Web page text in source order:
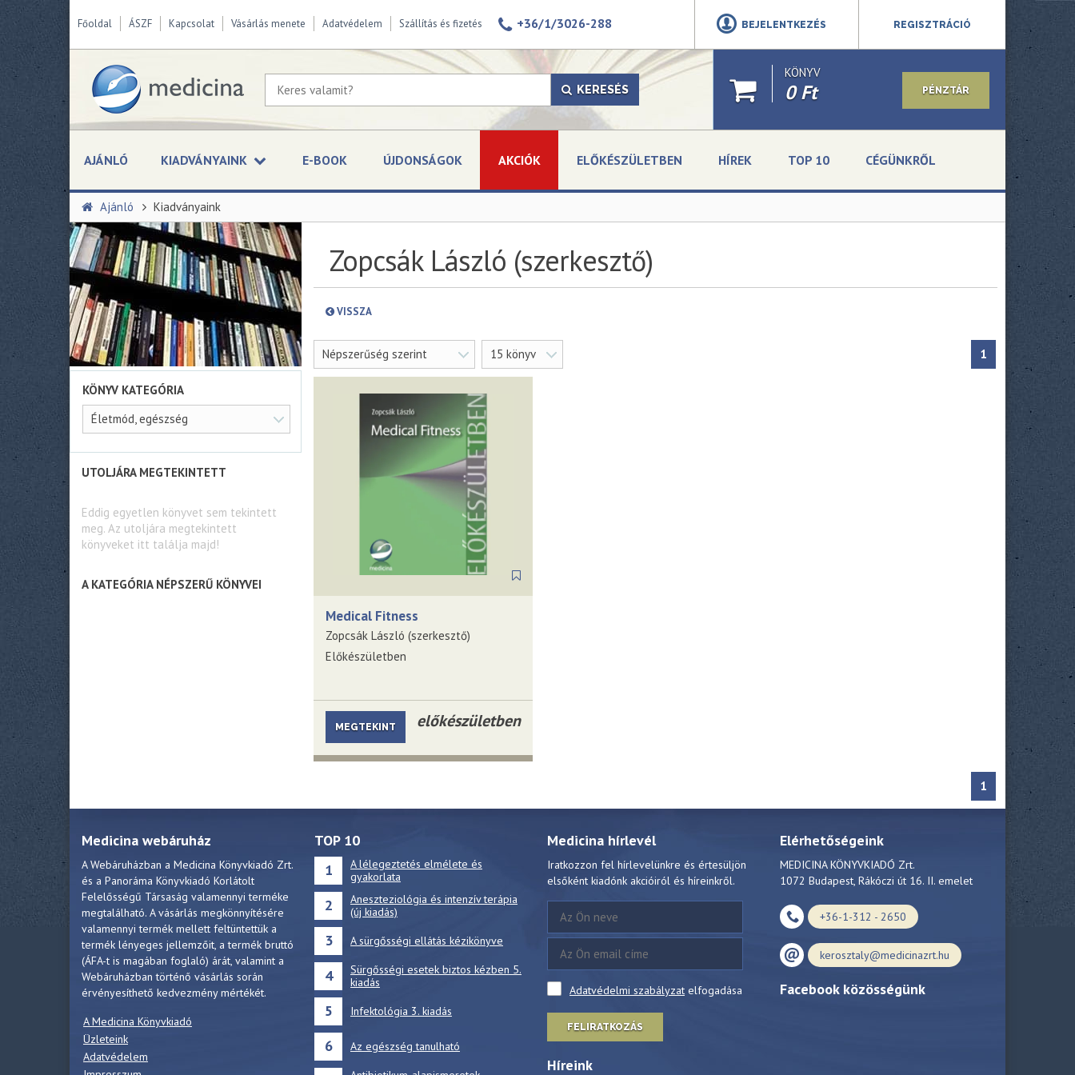
Főoldal ÁSZF Kapcsolat Vásárlás menete Adatvédelem Szállítás és fizetés +36/1/3026-288 BEJELENTKEZÉS REGISZTRÁCIÓ
KÖNYV
0 Ft PÉNZTÁR
KERESÉS
AJÁNLÓ KIADVÁNYAINK E-BOOK ÚJDONSÁGOK AKCIÓK ELŐKÉSZÜLETBEN HÍREK TOP 10 CÉGÜNKRŐL
Ajánló Kiadványaink
KÖNYV KATEGÓRIA
Életmód, egészség
UTOLJÁRA MEGTEKINTETT
Eddig egyetlen könyvet sem tekintett
meg. Az utoljára megtekintett
könyveket itt találja majd!
A KATEGÓRIA NÉPSZERŰ KÖNYVEI
Zopcsák László (szerkesztő)
VISSZA
Népszerűség szerint 15 könyv 1
Medical Fitness
Zopcsák László (szerkesztő)
Előkészületben
előkészületben
MEGTEKINT
1
Medicina webáruház
A Webáruházban a Medicina Könyvkiadó Zrt.
és a Panoráma Könyvkiadó Korlátolt
Felelősségű Társaság valamennyi terméke
megtalálható. A vásárlás megkönnyítésére
valamennyi termék mellett feltüntettük a
termék lényeges jellemzőit, a termék bruttó
(ÁFA-t is magában foglaló) árát, valamint a
Webáruházban történő vásárlás során
érvényesíthető kedvezmény mértékét.
A Medicina Könyvkiadó
Üzleteink
Adatvédelem
TOP 10
1
A lélegeztetés elmélete és
gyakorlata
2
Aneszteziológia és intenzív terápia
(új kiadás)
3 A sürgősségi ellátás kézikönyve
4
Sürgősségi esetek biztos kézben 5.
kiadás
5 Infektológia 3. kiadás
6 Az egészség tanulható
Medicina hírlevél
Iratkozzon fel hírlevelünkre és értesüljön
elsőként kiadónk akcióiról és híreinkről.
Adatvédelmi szabályzat elfogadása
FELIRATKOZÁS
Híreink
Elérhetőségeink
MEDICINA KÖNYVKIADÓ Zrt.
1072 Budapest, Rákóczi út 16. II. emelet
+36-1-312 - 2650
kerosztaly@medicinazrt.hu
Facebook közösségünk